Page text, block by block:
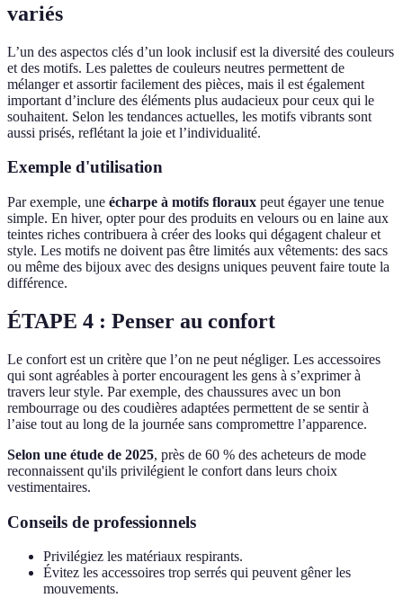
variés
L’un des aspectos clés d’un look inclusif est la diversité des couleurs
et des motifs. Les palettes de couleurs neutres permettent de
mélanger et assortir facilement des pièces, mais il est également
important d’inclure des éléments plus audacieux pour ceux qui le
souhaitent. Selon les tendances actuelles, les motifs vibrants sont
aussi prisés, reflétant la joie et l’individualité.
Exemple d'utilisation
Par exemple, une écharpe à motifs floraux peut égayer une tenue
simple. En hiver, opter pour des produits en velours ou en laine aux
teintes riches contribuera à créer des looks qui dégagent chaleur et
style. Les motifs ne doivent pas être limités aux vêtements: des sacs
ou même des bijoux avec des designs uniques peuvent faire toute la
différence.
ÉTAPE 4 : Penser au confort
Le confort est un critère que l’on ne peut négliger. Les accessoires
qui sont agréables à porter encouragent les gens à s’exprimer à
travers leur style. Par exemple, des chaussures avec un bon
rembourrage ou des coudières adaptées permettent de se sentir à
l’aise tout au long de la journée sans compromettre l’apparence.
Selon une étude de 2025, près de 60 % des acheteurs de mode
reconnaissent qu'ils privilégient le confort dans leurs choix
vestimentaires.
Conseils de professionnels
Privilégiez les matériaux respirants.
Évitez les accessoires trop serrés qui peuvent gêner les
mouvements.